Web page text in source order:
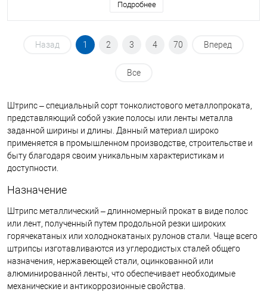
Подробнее
Назад 1 2 3 4 70 Вперед
Все
Штрипс – специальный сорт тонколистового металлопроката,
представляющий собой узкие полосы или ленты металла
заданной ширины и длины. Данный материал широко
применяется в промышленном производстве, строительстве и
быту благодаря своим уникальным характеристикам и
доступности.
Назначение
Штрипс металлический – длинномерный прокат в виде полос
или лент, полученный путем продольной резки широких
горячекатаных или холоднокатаных рулонов стали. Чаще всего
штрипсы изготавливаются из углеродистых сталей общего
назначения, нержавеющей стали, оцинкованной или
алюминированной ленты, что обеспечивает необходимые
механические и антикоррозионные свойства.